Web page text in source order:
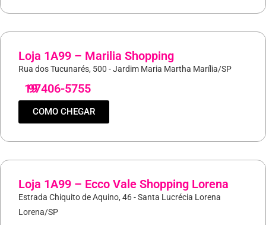
Loja 1A99 – Marilia Shopping
Rua dos Tucunarés, 500 - Jardim Maria Martha Marília/SP
19
97406-5755
COMO CHEGAR
Loja 1A99 – Ecco Vale Shopping Lorena
Estrada Chiquito de Aquino, 46 - Santa Lucrécia Lorena
Lorena/SP